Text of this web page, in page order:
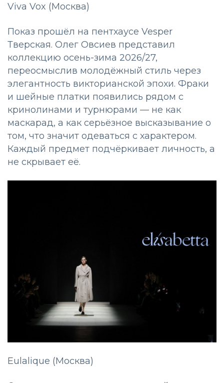
Viva Vox (Москва)
Показ прошёл на пентхаусе Vesper
Тверская. Олег Овсиев представил
коллекцию осень-зима 2026/27,
переосмыслив молодёжный стиль через
элегантность викторианской эпохи. Фраки
и шейные платки появились рядом с
кринолинами и турнюрами — не как
маскарад, а как серьёзное высказывание о
том, что значит одеваться с характером.
Каждый предмет подчёркивает личность, а
не скрывает её.
Eulalique (Москва)